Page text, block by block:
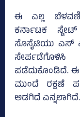
ಈ ಎಲ್ಲ
ಕರ್ನಾಟಕ
ಸೊಸೈಟಿಯು ಎಸ್‌
ಪಡೆದುಕೊಂಡಿದೆ.
ಮುಂದೆ ರಕ್ಷಣೆ
ಅಡಗಿದೆ ಎನ್ನಲಾಗಿದೆ.